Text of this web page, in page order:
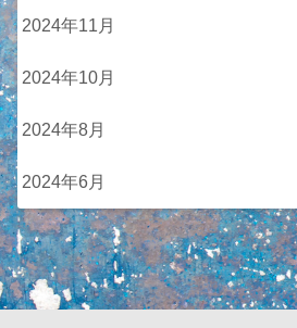
2024年11月
2024年10月
2024年8月
2024年6月